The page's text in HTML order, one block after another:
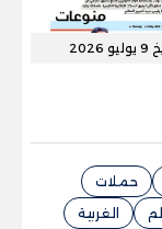
حملات
الغربية